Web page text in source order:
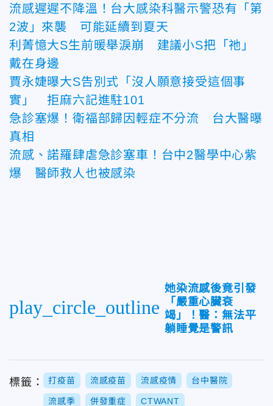
流感遲遲不降溫！台大感染科醫示警恐有「第
2波」來襲 可能延續到夏天
利菁憶大S生前暖舉淚崩 建議小S把「祂」
戴在身邊
賈永婕曝大S告別式「沒人願意接受這個事
實」 拒麻六記進駐101
急診塞爆！衛福部歸因輕症不分流 台大醫曝
真相
流感、諾羅肆虐急診塞車！台中2醫學中心紫
爆 醫師救人也被感染
play_circle_outline
她染流感後竟引發
「嚴重心臟衰
竭」！醫：無法平
躺睡覺是警訊
標籤： 打疫苗 流感疫苗 流感疫情 台中醫院
流感季 併發重症 CTWANT